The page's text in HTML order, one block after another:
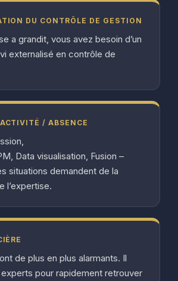
DU CONTRÔLE DE GESTION
a grandit, vous avez besoin d’un
externalisé en contrôle de
/ ABSENCE
Data visualisation, Fusion –
situations demandent de la
l’expertise.
de plus en plus alarmants. Il
pour rapidement retrouver